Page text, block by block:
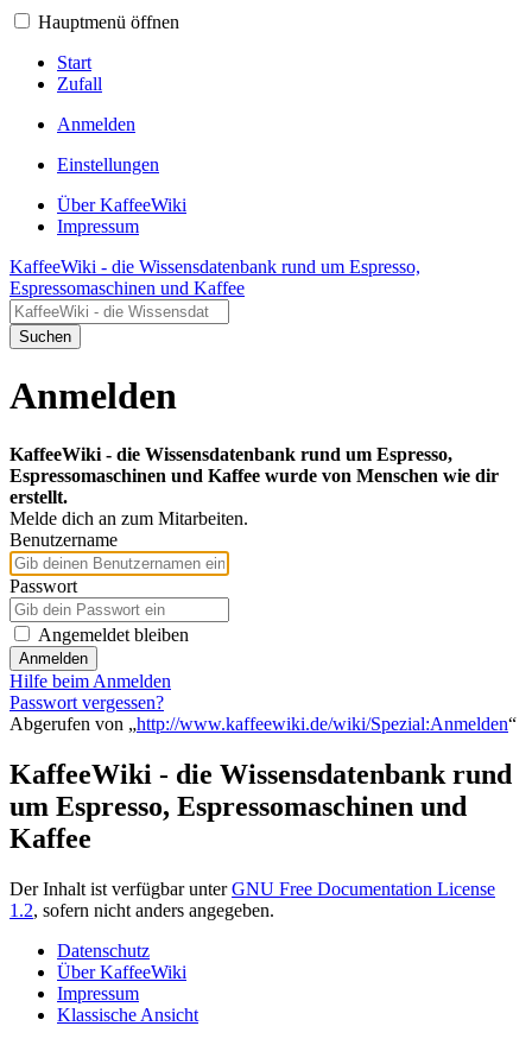
Hauptmenü öffnen
Start
Zufall
Anmelden
Einstellungen
Über KaffeeWiki
Impressum
KaffeeWiki - die Wissensdatenbank rund um Espresso,
Espressomaschinen und Kaffee
Suchen
Anmelden
KaffeeWiki - die Wissensdatenbank rund um Espresso,
Espressomaschinen und Kaffee wurde von Menschen wie dir
erstellt.
Melde dich an zum Mitarbeiten.
Benutzername
Passwort
Angemeldet bleiben
Anmelden
Hilfe beim Anmelden
Passwort vergessen?
Abgerufen von „http://www.kaffeewiki.de/wiki/Spezial:Anmelden“
KaffeeWiki - die Wissensdatenbank rund
um Espresso, Espressomaschinen und
Kaffee
Der Inhalt ist verfügbar unterGNU Free Documentation License
1.2, sofern nicht anders angegeben.
Datenschutz
Über KaffeeWiki
Impressum
Klassische Ansicht